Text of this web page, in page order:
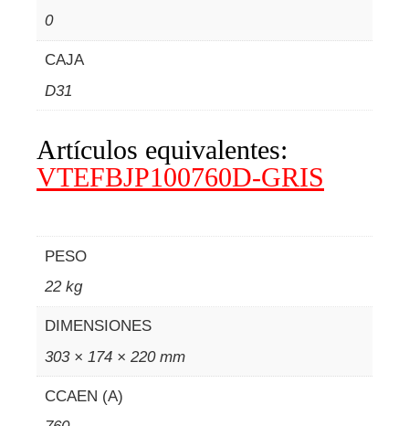
0
CAJA
D31
Artículos equivalentes:
VTEFBJP100760D-GRIS
PESO
22 kg
DIMENSIONES
303 × 174 × 220 mm
CCAEN (A)